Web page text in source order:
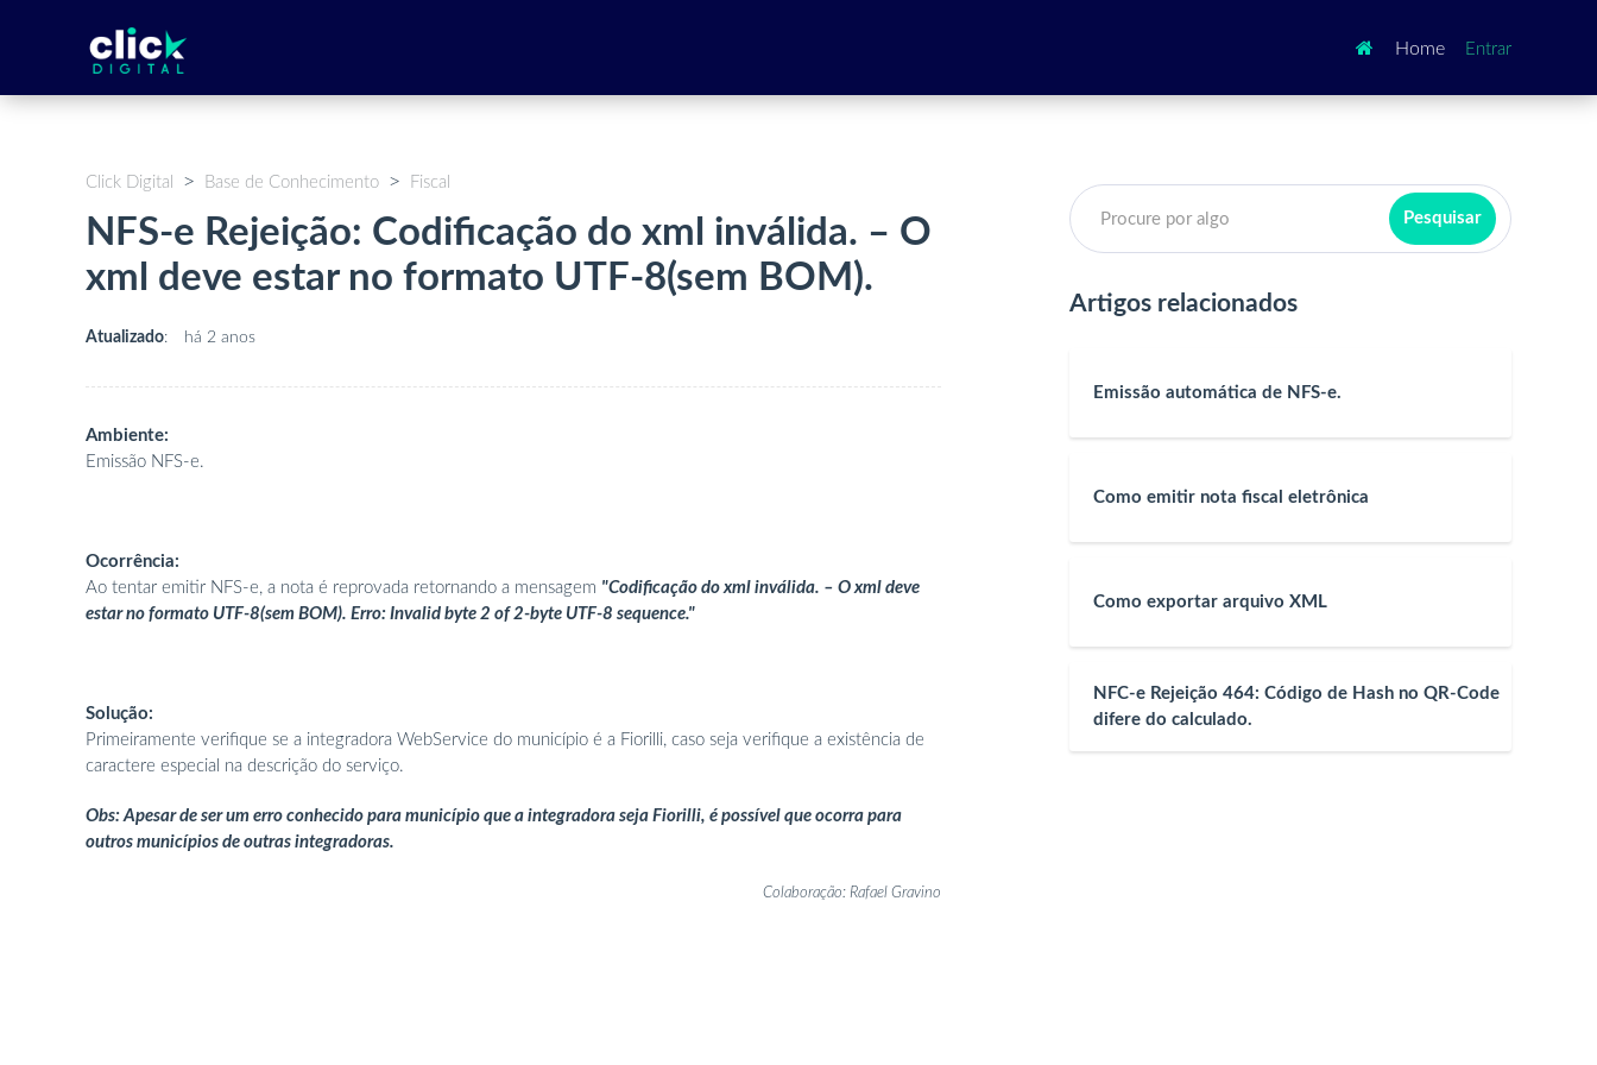
 Home Entrar
Click Digital Base de Conhecimento Fiscal
NFS-e Rejeição: Codificação do xml inválida. – O
xml deve estar no formato UTF-8(sem BOM).
Atualizado: há 2 anos
Ambiente:
Emissão NFS-e.
Ocorrência:
Ao tentar emitir NFS-e, a nota é reprovada retornando a mensagem "Codificação do xml inválida. – O xml deve
estar no formato UTF-8(sem BOM). Erro: Invalid byte 2 of 2-byte UTF-8 sequence."
Solução:
Primeiramente verifique se a integradora WebService do município é a Fiorilli, caso seja verifique a existência de
caractere especial na descrição do serviço.
Obs: Apesar de ser um erro conhecido para município que a integradora seja Fiorilli, é possível que ocorra para
outros municípios de outras integradoras.
Colaboração: Rafael Gravino
Artigos relacionados
Emissão automática de NFS-e.
Como emitir nota fiscal eletrônica
Como exportar arquivo XML
NFC-e Rejeição 464: Código de Hash no QR-Code
difere do calculado.